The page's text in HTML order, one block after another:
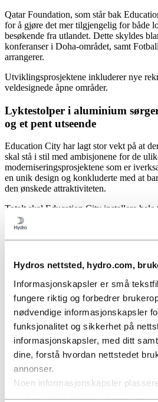
Hydros nettsted, hydro.com,
Informasjonskapsler er små
fungere riktig og forbedrer
nødvendige informasjonskapsler
funksjonalitet og sikkerhet på
informasjonskapsler, med ditt
dine, forstå hvordan nettstedet
annonser.
Noen informasjonskapsler
Qatar Foundation, som står bak
for å gjøre det mer tilgjengelig for både
besøkende fra utlandet. Dette skyldes
konferanser i Doha-området, samt
arrangerer.
Utviklingsprosjektene inkluderer nye
veldesignede åpne områder.
Lyktestolper i aluminium
og et pent utseende
Education City har lagt stor vekt på at
skal stå i stil med ambisjonene for de
moderniseringsprosjektene som er
en unik design og konkluderte med at
den ønskede attraktiviteten.
Totalt skal Education City installere hele
Utfordrende spesiallaget design
fotplate i støpt aluminium.
braketter – for å øke styrken. Profilen
kabler og andre ting kan bygges inn.
Den koniske rørformen overskrider
mulig med maskinell bearbeiding. Den
deler. En standardstolpe har vanligvis
Forbedret design for økt styrke
kostnader
Etter å ha levert de første 1200